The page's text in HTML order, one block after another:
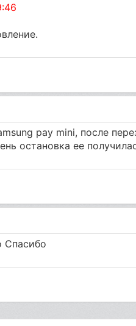
pay mini, после
остановка ее
Спасибо